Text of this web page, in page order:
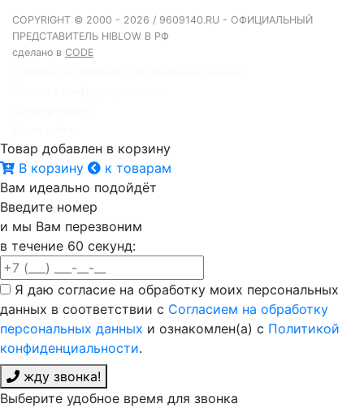
COPYRIGHT © 2000 - 2026 / 9609140.RU - ОФИЦИАЛЬНЫЙ
ПРЕДСТАВИТЕЛЬ HIBLOW В РФ
сделано в CODE
Товар добавлен в корзину
В корзину
к товарам
Вам идеально подойдёт
Введите номер
и мы Вам перезвоним
в течение 60 секунд:
Я даю согласие на обработку моих персональных
данных в соответствии с Согласием на обработку
персональных данных и ознакомлен(а) с Политикой
конфиденциальности.
жду звонка!
Выберите удобное время для звонка